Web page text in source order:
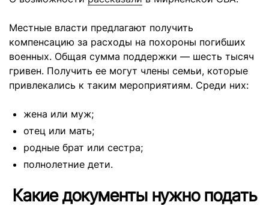
Местные власти предлагают получить
компенсацию за расходы на похороны погибших
военных. Общая сумма поддержки — шесть тысяч
гривен. Получить ее могут члены семьи, которые
привлекались к таким мероприятиям. Среди них:
жена или муж;
отец или мать;
родные брат или сестра;
полнолетние дети.
Какие документы нужно подать